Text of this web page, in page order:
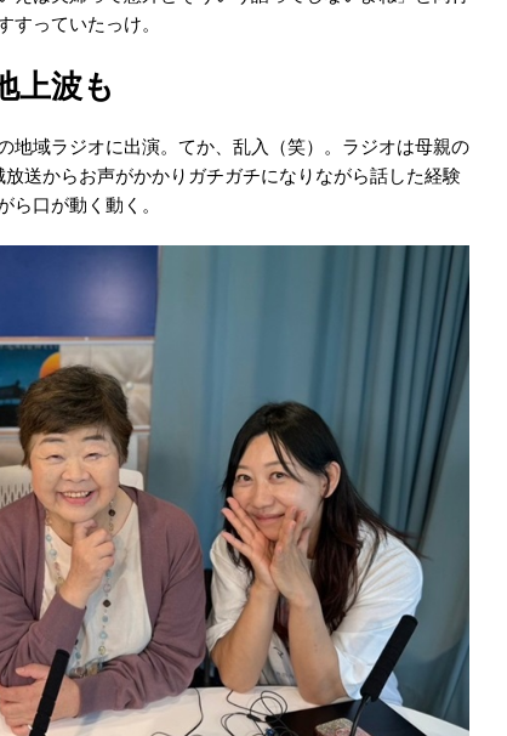
すっていたっけ。
上波も
地域ラジオに出演。てか、乱入（笑）。ラジオは母親の
送からお声がかかりガチガチになりながら話した経験
ら口が動く動く。